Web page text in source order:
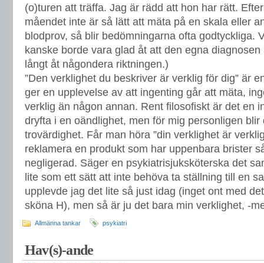
(o)turen att träffa. Jag är rädd att hon har rätt.
måendet inte är så lätt att mäta på en skala eller
blodprov, så blir bedömningarna ofta godtyckliga.
kanske borde vara glad åt att den egna
långt åt någondera riktningen.)
”Den verklighet du beskriver är verklig för dig” är
ger en upplevelse av att ingenting går att mäta,
verklig än någon annan. Rent filosofiskt är det en
dryfta i en oändlighet, men för mig personligen blir
trovärdighet. Får man höra ”din verklighet är
reklamera en produkt som har uppenbara brister
negligerad. Säger en psykiatrisjuksköterska det
lite som ett sätt att inte behöva ta ställning till en
upplevde jag det lite så just idag (inget ont med
sköna H), men så är ju det bara min verklighet, -
Allmänna tankar psykiatri
Hav(s)-ande